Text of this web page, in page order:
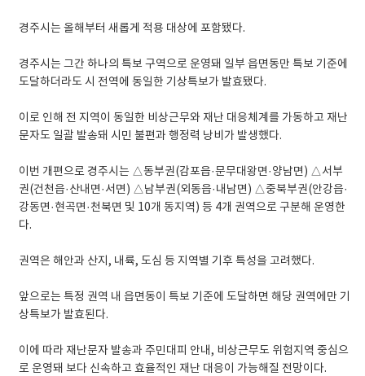
경주시는 올해부터 새롭게 적용 대상에 포함됐다.
경주시는 그간 하나의 특보 구역으로 운영돼 일부 읍면동만 특보 기준에
도달하더라도 시 전역에 동일한 기상특보가 발효됐다.
이로 인해 전 지역이 동일한 비상근무와 재난 대응체계를 가동하고 재난
문자도 일괄 발송돼 시민 불편과 행정력 낭비가 발생했다.
이번 개편으로 경주시는 △동부권(감포읍·문무대왕면·양남면) △서부
권(건천읍·산내면·서면) △남부권(외동읍·내남면) △중북부권(안강읍·
강동면·현곡면·천북면 및 10개 동지역) 등 4개 권역으로 구분해 운영한
다.
권역은 해안과 산지, 내륙, 도심 등 지역별 기후 특성을 고려했다.
앞으로는 특정 권역 내 읍면동이 특보 기준에 도달하면 해당 권역에만 기
상특보가 발효된다.
이에 따라 재난문자 발송과 주민대피 안내, 비상근무도 위험지역 중심으
로 운영돼 보다 신속하고 효율적인 재난 대응이 가능해질 전망이다.